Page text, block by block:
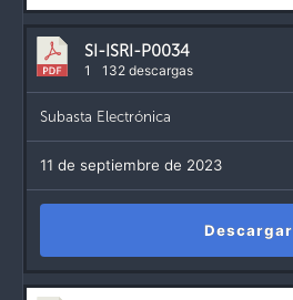
SI-ISRI-P0034
1 132 descargas
Subasta Electrónica
11 de septiembre de 2023
Descargar